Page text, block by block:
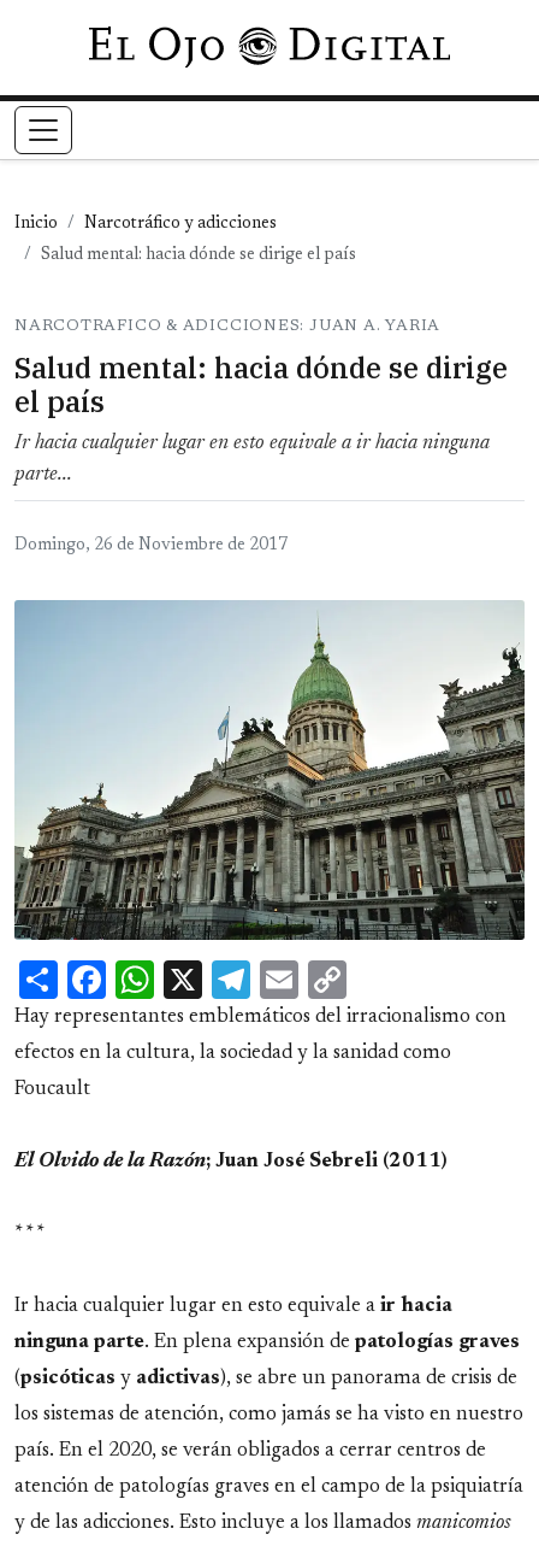
Pasar al contenido principal
Inicio
Narcotráfico y adicciones
Salud mental: hacia dónde se dirige el país
NARCOTRAFICO & ADICCIONES: JUAN A. YARIA
Salud mental: hacia dónde se dirige
el país
Ir hacia cualquier lugar en esto equivale a ir hacia ninguna
parte...
Domingo, 26 de Noviembre de 2017
ShareFacebook
WhatsApp
X Telegram
Email
Link
Hay representantes emblemáticos del irracionalismo con
efectos en la cultura, la sociedad y la sanidad como
Foucault
El Olvido de la Razón; Juan José Sebreli (2011)
* * *
Ir hacia cualquier lugar en esto equivale a ir hacia
ninguna parte. En plena expansión de patologías graves
(psicóticas y adictivas), se abre un panorama de crisis de
los sistemas de atención, como jamás se ha visto en nuestro
país. En el 2020, se verán obligados a cerrar centros de
atención de patologías graves en el campo de la psiquiatría
y de las adicciones. Esto incluye a los llamados manicomios